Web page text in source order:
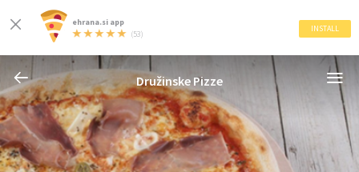
ehrana.si app
(53)
INSTALL
Družinske Pizze